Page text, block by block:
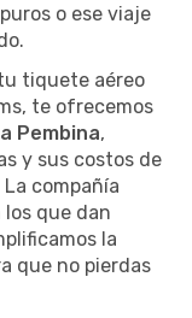
o ese viaje
tiquete aéreo
te ofrecemos
Pembina,
y sus costos de
compañía
que dan
la
que no pierdas